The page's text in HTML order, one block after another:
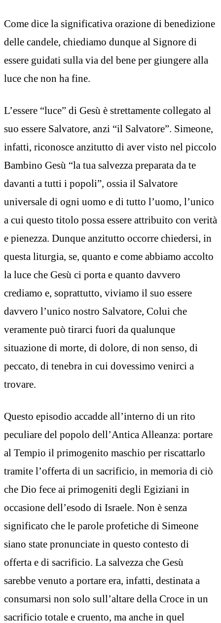
Come dice la significativa orazione di benedizione
delle candele, chiediamo dunque al Signore di
essere guidati sulla via del bene per giungere alla
luce che non ha fine.
L’essere “luce” di Gesù è strettamente collegato al
suo essere Salvatore, anzi “il Salvatore”. Simeone,
infatti, riconosce anzitutto di aver visto nel piccolo
Bambino Gesù “la tua salvezza preparata da te
davanti a tutti i popoli”, ossia il Salvatore
universale di ogni uomo e di tutto l’uomo, l’unico
a cui questo titolo possa essere attribuito con verità
e pienezza. Dunque anzitutto occorre chiedersi, in
questa liturgia, se, quanto e come abbiamo accolto
la luce che Gesù ci porta e quanto davvero
crediamo e, soprattutto, viviamo il suo essere
davvero l’unico nostro Salvatore, Colui che
veramente può tirarci fuori da qualunque
situazione di morte, di dolore, di non senso, di
peccato, di tenebra in cui dovessimo venirci a
trovare.
Questo episodio accadde all’interno di un rito
peculiare del popolo dell’Antica Alleanza: portare
al Tempio il primogenito maschio per riscattarlo
tramite l’offerta di un sacrificio, in memoria di ciò
che Dio fece ai primogeniti degli Egiziani in
occasione dell’esodo di Israele. Non è senza
significato che le parole profetiche di Simeone
siano state pronunciate in questo contesto di
offerta e di sacrificio. La salvezza che Gesù
sarebbe venuto a portare era, infatti, destinata a
consumarsi non solo sull’altare della Croce in un
sacrificio totale e cruento, ma anche in quel